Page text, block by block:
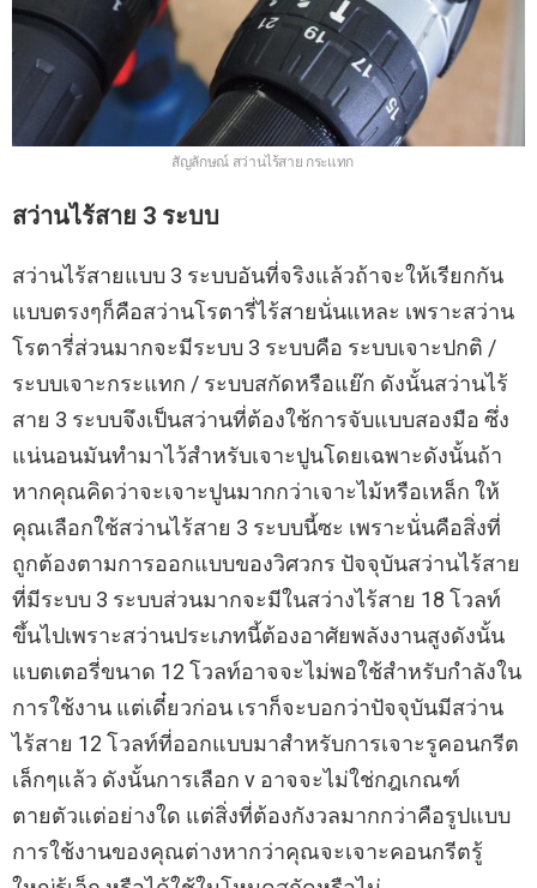
สัญลักษณ์ สว่านไร้สาย กระแทก
สว่านไร้สาย 3 ระบบ
สว่านไร้สายแบบ 3 ระบบอันที่จริงแล้วถ้าจะให้เรียกกัน
แบบตรงๆก็คือสว่านโรตารี่ไร้สายนั่นแหละ เพราะสว่าน
โรตารี่ส่วนมากจะมีระบบ 3 ระบบคือ ระบบเจาะปกติ /
ระบบเจาะกระแทก / ระบบสกัดหรือแย๊ก ดังนั้นสว่านไร้
สาย 3 ระบบจึงเป็นสว่านที่ต้องใช้การจับแบบสองมือ ซึ่ง
แน่นอนมันทำมาไว้สำหรับเจาะปูนโดยเฉพาะดังนั้นถ้า
หากคุณคิดว่าจะเจาะปูนมากกว่าเจาะไม้หรือเหล็ก ให้
คุณเลือกใช้สว่านไร้สาย 3 ระบบนี้ซะ เพราะนั่นคือสิ่งที่
ถูกต้องตามการออกแบบของวิศวกร ปัจจุบันสว่านไร้สาย
ที่มีระบบ 3 ระบบส่วนมากจะมีในสว่างไร้สาย 18 โวลท์
ขึ้นไปเพราะสว่านประเภทนี้ต้องอาศัยพลังงานสูงดังนั้น
แบตเตอรี่ขนาด 12 โวลท์อาจจะไม่พอใช้สำหรับกำลังใน
การใช้งาน แต่เดี๋ยวก่อน เราก็จะบอกว่าปัจจุบันมีสว่าน
ไร้สาย 12 โวลท์ที่ออกแบบมาสำหรับการเจาะรูคอนกรีต
เล็กๆแล้ว ดังนั้นการเลือก v อาจจะไม่ใช่กฎเกณฑ์
ตายตัวแต่อย่างใด แต่สิ่งที่ต้องกังวลมากกว่าคือรูปแบบ
การใช้งานของคุณต่างหากว่าคุณจะเจาะคอนกรีตรู้